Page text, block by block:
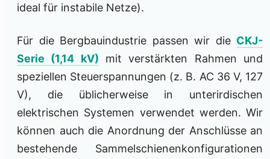
ideal für instabile Netze).
Für die Bergbauindustrie passen wir die CKJ-
Serie (1,14 kV) mit verstärkten Rahmen und
speziellen Steuerspannungen (z. B. AC 36 V, 127
V), die üblicherweise in unterirdischen
elektrischen Systemen verwendet werden. Wir
können auch die Anordnung der Anschlüsse an
bestehende Sammelschienenkonfigurationen